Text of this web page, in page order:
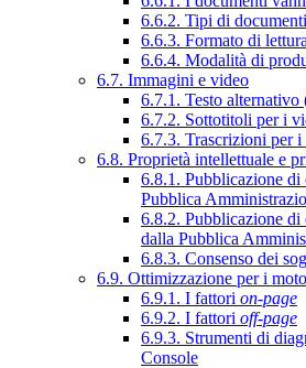
6.6.2. Tipi di documenti
6.6.3. Formato di
6.6.4. Modalità di
6.7. Immagini e video
6.7.1. Testo
6.7.2. Sottotitoli per i
6.7.3. Trascrizioni per i
6.8. Proprietà intellettuale e
6.8.1. Pubblicazione
Pubblica
6.8.2. Pubblicazione
dalla Pubblica
6.8.3. Consenso dei
6.9. Ottimizzazione per i
6.9.1. I fattori on-page
6.9.2. I fattori off-page
6.9.3. Strumenti di
Console